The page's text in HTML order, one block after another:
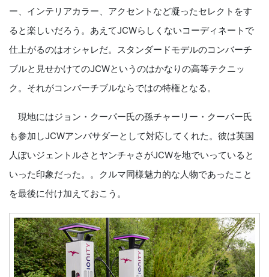
ー、インテリアカラー、アクセントなど凝ったセレクトをす
ると楽しいだろう。あえてJCWらしくないコーディネートで
仕上がるのはオシャレだ。スタンダードモデルのコンバーチ
ブルと見せかけてのJCWというのはかなりの高等テクニッ
ク。それがコンバーチブルならではの特権となる。
現地にはジョン・クーパー氏の孫チャーリー・クーパー氏
も参加しJCWアンバサダーとして対応してくれた。彼は英国
人ぽいジェントルさとヤンチャさがJCWを地でいっていると
いった印象だった。。クルマ同様魅力的な人物であったこと
を最後に付け加えておこう。